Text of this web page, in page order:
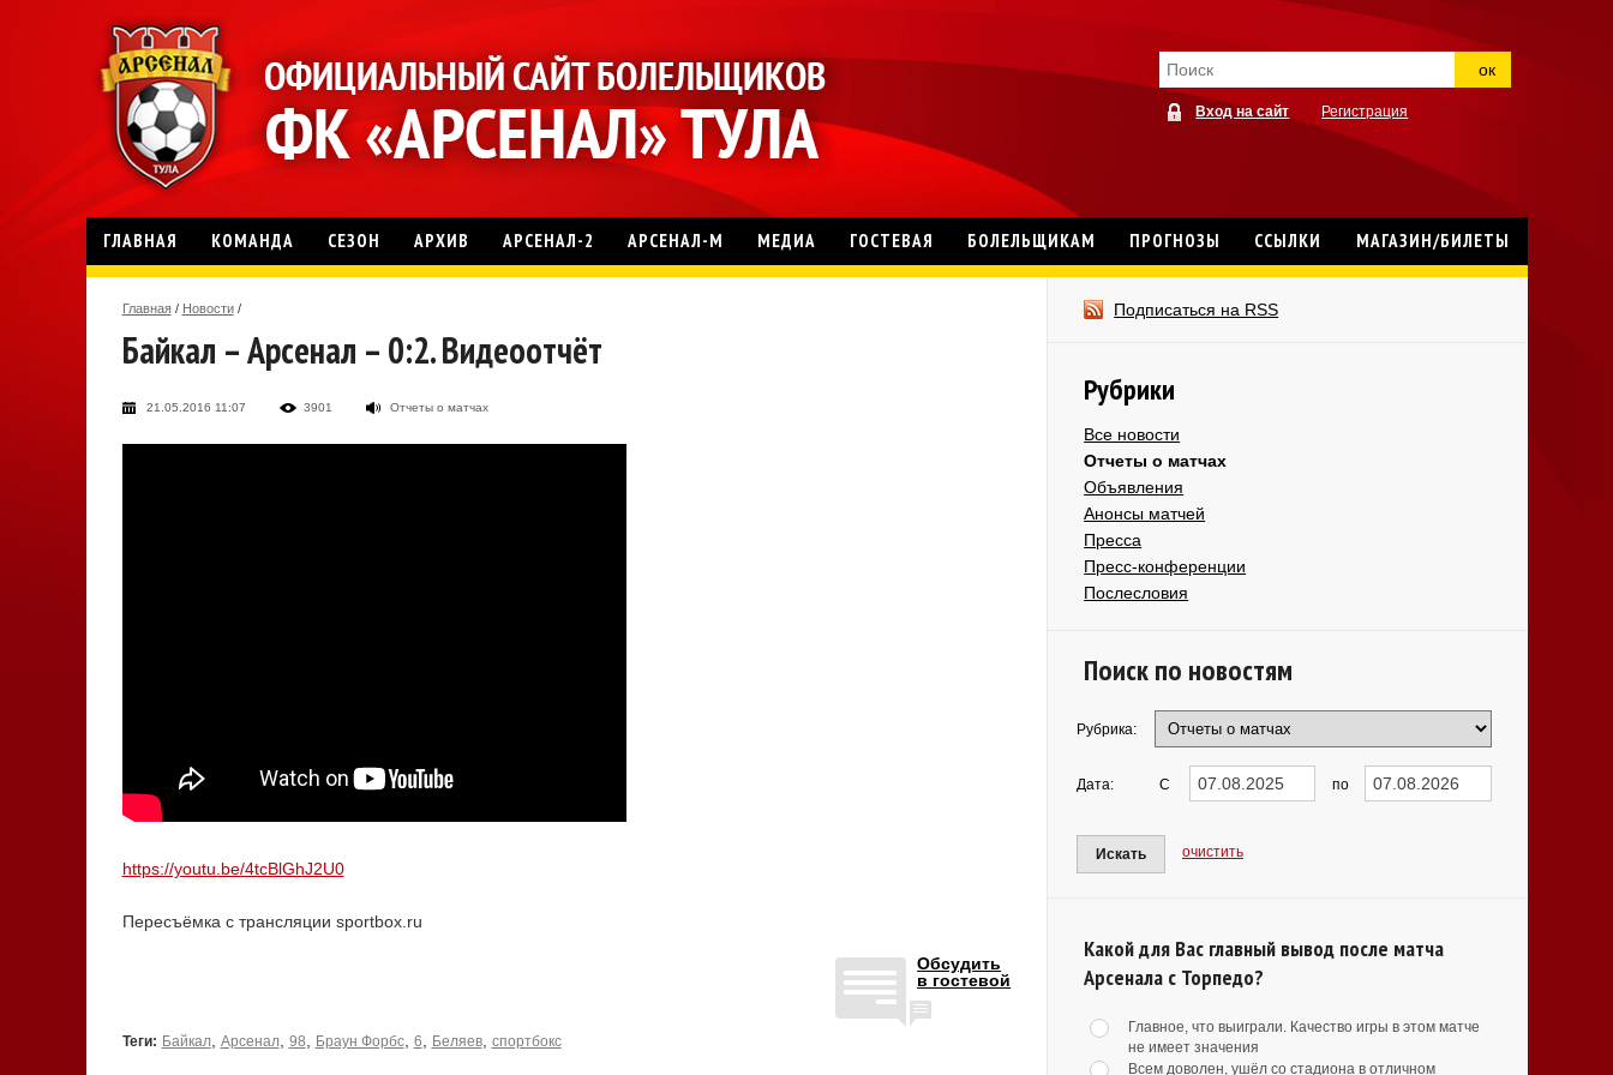
ок
Вход на сайт Регистрация
ГЛАВНАЯ КОМАНДА СЕЗОН АРХИВ АРСЕНАЛ-2 АРСЕНАЛ-М МЕДИА ГОСТЕВАЯ БОЛЕЛЬЩИКАМ ПРОГНОЗЫ ССЫЛКИ МАГАЗИН/БИЛЕТЫ
Главная / Новости /
Байкал – Арсенал – 0:2. Видеоотчёт
21.05.2016 11:07 3901 Отчеты о матчах
https://youtu.be/4tcBlGhJ2U0
Пересъёмка с трансляции sportbox.ru
Обсудить
в гостевой
Теги: Байкал, Арсенал, 98, Браун Форбс, 6, Беляев, спортбокс
Подписаться на RSS
Рубрики
Все новости
Отчеты о матчах
Объявления
Анонсы матчей
Пресса
Пресс-конференции
Послесловия
Поиск по новостям
Рубрика:
Дата: С по
Искать очистить
Какой для Вас главный вывод после матча
Арсенала с Торпедо?
Главное, что выиграли. Качество игры в этом матче
не имеет значения
Всем доволен, ушёл со стадиона в отличном